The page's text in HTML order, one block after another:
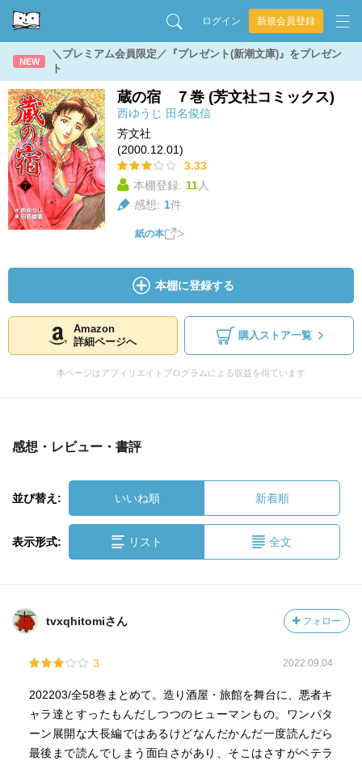
ログイン 新規会員登録
NEW
＼プレミアム会員限定／『プレゼント(新潮文庫)』をプレゼン
ト
蔵の宿 ７巻 (芳文社コミックス)
西ゆうじ 田名俊信
芳文社
(2000.12.01)
3.33
本棚登録: 11人
感想: 1件
紙の本
本棚に登録する
Amazon
詳細ページへ
購入ストア一覧
本ページはアフィリエイトプログラムによる収益を得ています
感想・レビュー・書評
並び替え: いいね順 新着順
表示形式: リスト 全文
tvxqhitomiさん フォロー
3 2022.09.04
202203/全58巻まとめて。造り酒屋・旅館を舞台に、悪者キ
ャラ達とすったもんだしつつのヒューマンもの。ワンパタ
ーン展開な大長編ではあるけどなんだかんだ一度読んだら
最後まで読んでしまう面白さがあり、そこはさすがベテラ